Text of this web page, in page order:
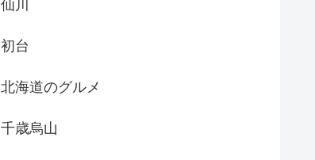
仙川
初台
北海道のグルメ
千歳烏山